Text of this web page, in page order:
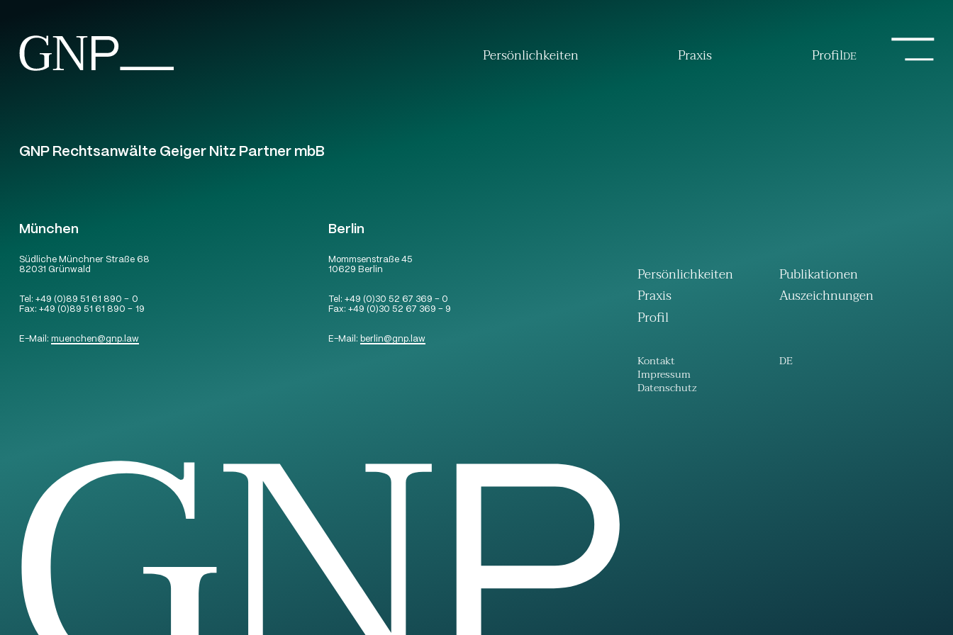
Persönlichkeiten Praxis ProfilDE
GNP Rechtsanwälte Geiger Nitz Partner mbB
München
Südliche Münchner Straße 68
82031 Grünwald
Tel:+49 (0)89 51 61 890 – 0
Fax:+49 (0)89 51 61 890 – 19
E-Mail:muenchen@gnp.law
Berlin
Mommsenstraße 45
10629 Berlin
Tel: +49 (0)30 52 67 369 – 0
Fax: +49 (0)30 52 67 369 – 9
E-Mail: berlin@gnp.law
Persönlichkeiten
Praxis
Profil
Kontakt
Impressum
Datenschutz
Publikationen
Auszeichnungen
DE